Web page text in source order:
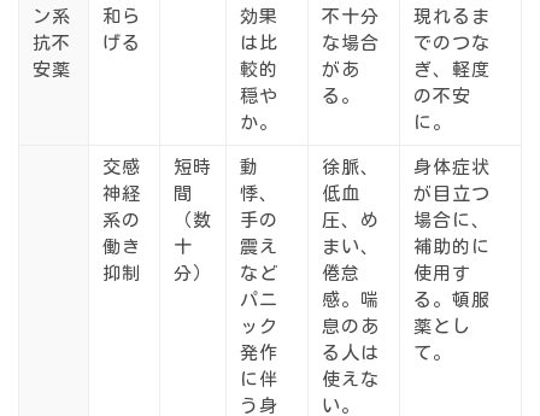
ン系
抗不
安薬
和ら
げる
効果
は比
較的
穏や
か。
不十分
な場合
があ
る。
現れるま
でのつな
ぎ、軽度
の不安
に。
交感
神経
系の
働き
抑制
短時
間
（数
十
分）
動
悸、
手の
震え
など
パニ
ック
発作
に伴
う身
徐脈、
低血
圧、め
まい、
倦怠
感。喘
息のあ
る人は
使えな
い。
身体症状
が目立つ
場合に、
補助的に
使用す
る。頓服
薬とし
て。